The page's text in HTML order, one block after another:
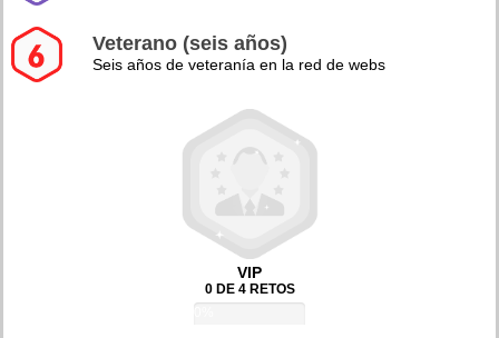
Veterano (seis años)
Seis años de veteranía en la red de webs
VIP
0 DE 4 RETOS